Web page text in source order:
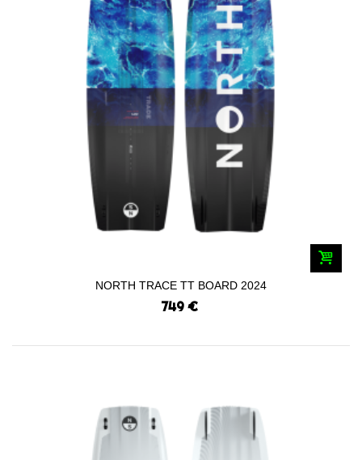
NORTH TRACE TT BOARD 2024
749 €